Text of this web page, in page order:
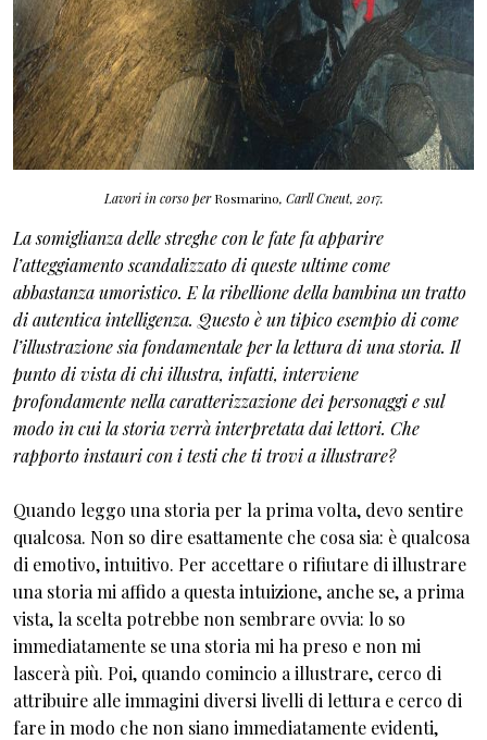
Lavori in corso perRosmarino, Carll Cneut, 2017.
La somiglianza delle streghe con le fate fa apparire
l’atteggiamento scandalizzato di queste ultime come
abbastanza umoristico. E la ribellione della bambina un tratto
di autentica intelligenza. Questo è un tipico esempio di come
l’illustrazione sia fondamentale per la lettura di una storia. Il
punto di vista di chi illustra, infatti, interviene
profondamente nella caratterizzazione dei personaggi e sul
modo in cui la storia verrà interpretata dai lettori. Che
rapporto instauri con i testi che ti trovi a illustrare?
Quando leggo una storia per la prima volta, devo sentire
qualcosa. Non so dire esattamente che cosa sia: è qualcosa
di emotivo, intuitivo. Per accettare o rifiutare di illustrare
una storia mi affido a questa intuizione, anche se, a prima
vista, la scelta potrebbe non sembrare ovvia: lo so
immediatamente se una storia mi ha preso e non mi
lascerà più. Poi, quando comincio a illustrare, cerco di
attribuire alle immagini diversi livelli di lettura e cerco di
fare in modo che non siano immediatamente evidenti,